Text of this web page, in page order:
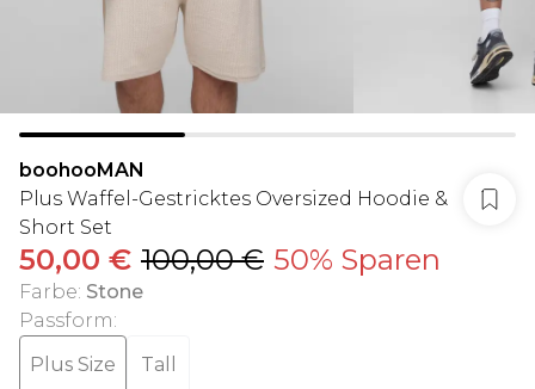
boohooMAN
Plus Waffel-Gestricktes Oversized Hoodie &
Short Set
50,00 € 100,00 € 50% Sparen
Farbe: Stone
Passform:
Plus Size
Tall